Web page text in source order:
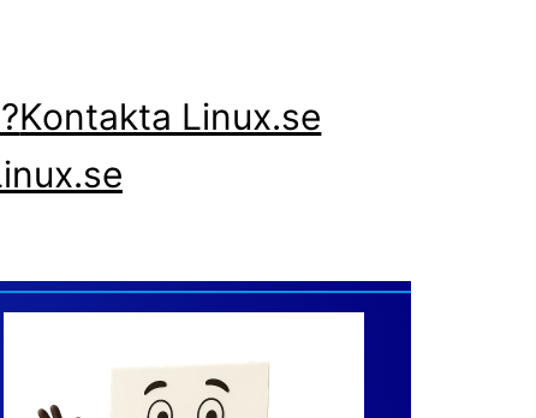
Kontakta Linux.se